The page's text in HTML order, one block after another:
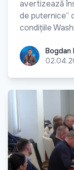
avertizează
de puternice”
condițiile
Bogdan Nigai
Bogdan